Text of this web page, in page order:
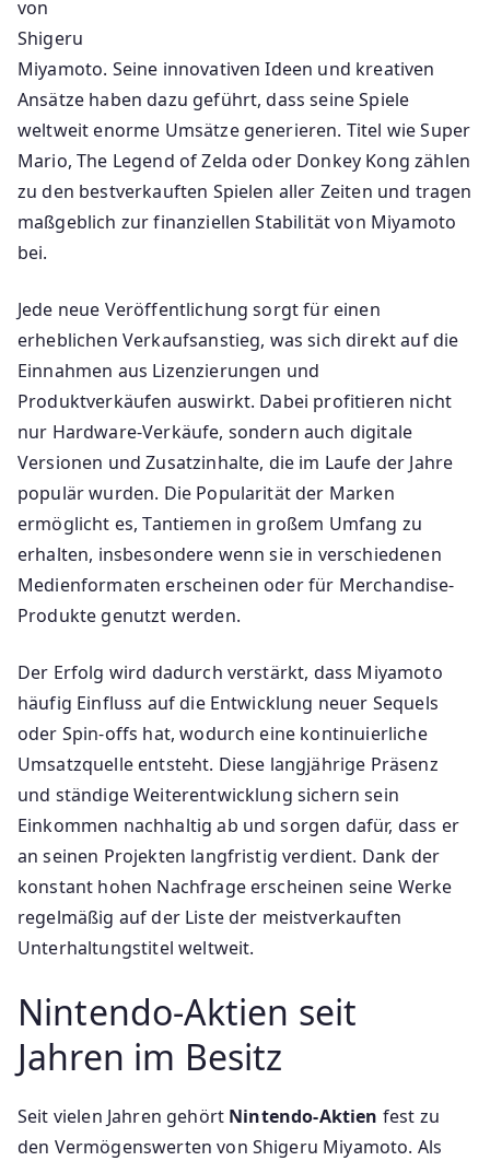
von
Shigeru
Miyamoto. Seine innovativen Ideen und kreativen
Ansätze haben dazu geführt, dass seine Spiele
weltweit enorme Umsätze generieren. Titel wie Super
Mario, The Legend of Zelda oder Donkey Kong zählen
zu den bestverkauften Spielen aller Zeiten und tragen
maßgeblich zur finanziellen Stabilität von Miyamoto
bei.
Jede neue Veröffentlichung sorgt für einen
erheblichen Verkaufsanstieg, was sich direkt auf die
Einnahmen aus Lizenzierungen und
Produktverkäufen auswirkt. Dabei profitieren nicht
nur Hardware-Verkäufe, sondern auch digitale
Versionen und Zusatzinhalte, die im Laufe der Jahre
populär wurden. Die Popularität der Marken
ermöglicht es, Tantiemen in großem Umfang zu
erhalten, insbesondere wenn sie in verschiedenen
Medienformaten erscheinen oder für Merchandise-
Produkte genutzt werden.
Der Erfolg wird dadurch verstärkt, dass Miyamoto
häufig Einfluss auf die Entwicklung neuer Sequels
oder Spin-offs hat, wodurch eine kontinuierliche
Umsatzquelle entsteht. Diese langjährige Präsenz
und ständige Weiterentwicklung sichern sein
Einkommen nachhaltig ab und sorgen dafür, dass er
an seinen Projekten langfristig verdient. Dank der
konstant hohen Nachfrage erscheinen seine Werke
regelmäßig auf der Liste der meistverkauften
Unterhaltungstitel weltweit.
Nintendo-Aktien seit
Jahren im Besitz
Seit vielen Jahren gehört Nintendo-Aktien fest zu
den Vermögenswerten von Shigeru Miyamoto. Als